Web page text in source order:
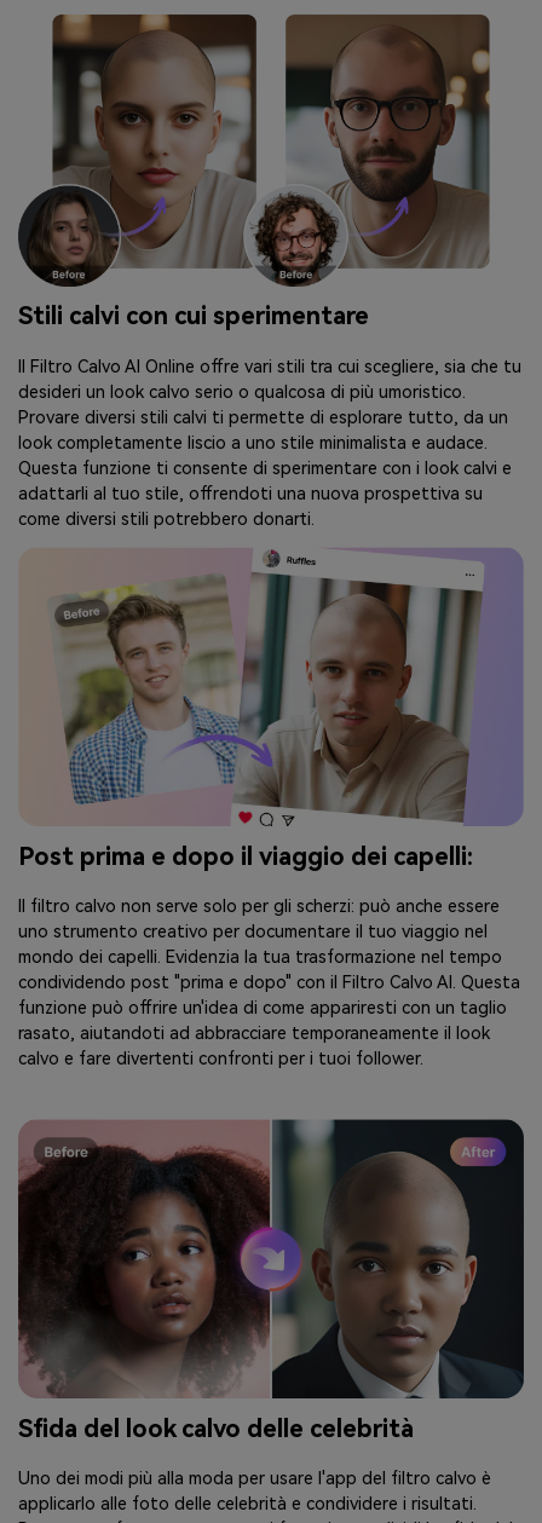
Stili calvi con cui sperimentare
Il Filtro Calvo AI Online offre vari stili tra cui scegliere, sia che tu
desideri un look calvo serio o qualcosa di più umoristico.
Provare diversi stili calvi ti permette di esplorare tutto, da un
look completamente liscio a uno stile minimalista e audace.
Questa funzione ti consente di sperimentare con i look calvi e
adattarli al tuo stile, offrendoti una nuova prospettiva su
come diversi stili potrebbero donarti.
Post prima e dopo il viaggio dei capelli:
Il filtro calvo non serve solo per gli scherzi: può anche essere
uno strumento creativo per documentare il tuo viaggio nel
mondo dei capelli. Evidenzia la tua trasformazione nel tempo
condividendo post "prima e dopo" con il Filtro Calvo AI. Questa
funzione può offrire un'idea di come appariresti con un taglio
rasato, aiutandoti ad abbracciare temporaneamente il look
calvo e fare divertenti confronti per i tuoi follower.
Sfida del look calvo delle celebrità
Uno dei modi più alla moda per usare l'app del filtro calvo è
applicarlo alle foto delle celebrità e condividere i risultati.